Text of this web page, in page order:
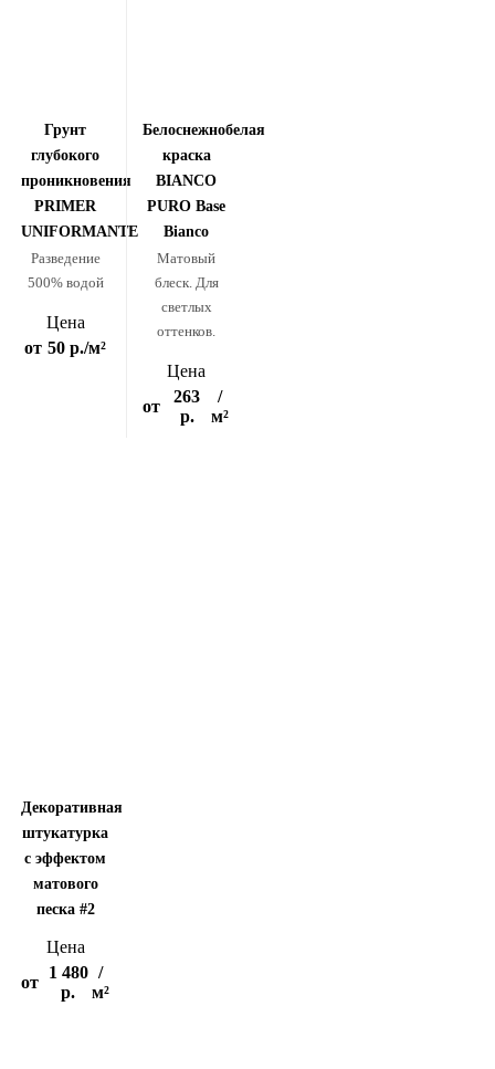
Грунт
глубокого
проникновения
PRIMER
UNIFORMANTE
Разведение
500% водой
Цена
от 50 р./м²
Белоснежнобелая
краска
BIANCO
PURO Base
Bianco
Матовый
блеск. Для
светлых
оттенков.
Цена
от
263
р.
/
м²
Декоративная
штукатурка
с эффектом
матового
песка #2
Цена
от
1 480
р.
/
м²